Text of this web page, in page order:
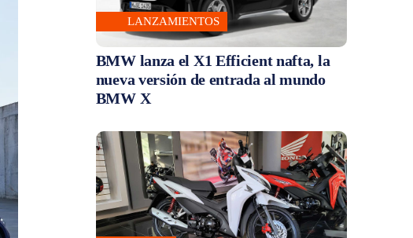
LANZAMIENTOS
BMW lanza el X1 Efficient nafta, la
nueva versión de entrada al mundo
BMW X